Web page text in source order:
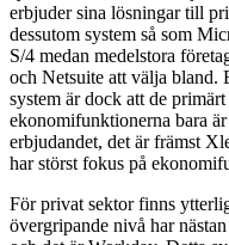
erbjuder sina lösningar till
dessutom system så som
S/4 medan medelstora
och Netsuite att välja bland.
system är dock att de
ekonomifunktionerna bara
erbjudandet, det är främst
har störst fokus på
För privat sektor finns
övergripande nivå har